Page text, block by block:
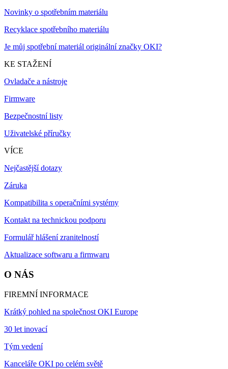
Novinky o spotřebním materiálu
Recyklace spotřebního materiálu
Je můj spotřební materiál originální značky OKI?
KE STAŽENÍ
Ovladače a nástroje
Firmware
Bezpečnostní listy
Uživatelské příručky
VÍCE
Nejčastější dotazy
Záruka
Kompatibilita s operačními systémy
Kontakt na technickou podporu
Formulář hlášení zranitelností
Aktualizace softwaru a firmwaru
O NÁS
FIREMNÍ INFORMACE
Krátký pohled na společnost OKI Europe
30 let inovací
Tým vedení
Kanceláře OKI po celém světě